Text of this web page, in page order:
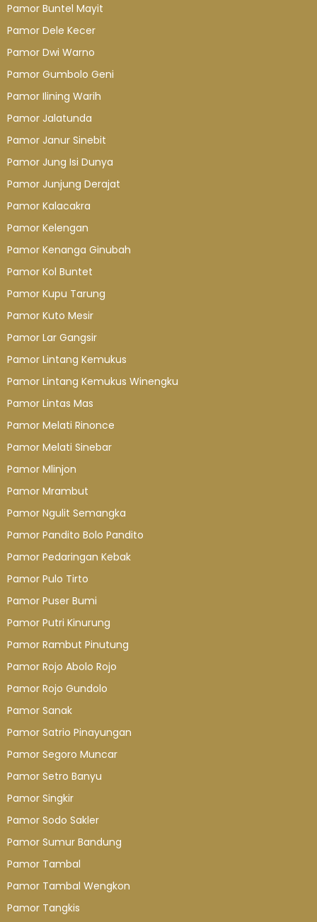
Pamor Buntel Mayit
Pamor Dele Kecer
Pamor Dwi Warno
Pamor Gumbolo Geni
Pamor Ilining Warih
Pamor Jalatunda
Pamor Janur Sinebit
Pamor Jung Isi Dunya
Pamor Junjung Derajat
Pamor Kalacakra
Pamor Kelengan
Pamor Kenanga Ginubah
Pamor Kol Buntet
Pamor Kupu Tarung
Pamor Kuto Mesir
Pamor Lar Gangsir
Pamor Lintang Kemukus
Pamor Lintang Kemukus Winengku
Pamor Lintas Mas
Pamor Melati Rinonce
Pamor Melati Sinebar
Pamor Mlinjon
Pamor Mrambut
Pamor Ngulit Semangka
Pamor Pandito Bolo Pandito
Pamor Pedaringan Kebak
Pamor Pulo Tirto
Pamor Puser Bumi
Pamor Putri Kinurung
Pamor Rambut Pinutung
Pamor Rojo Abolo Rojo
Pamor Rojo Gundolo
Pamor Sanak
Pamor Satrio Pinayungan
Pamor Segoro Muncar
Pamor Setro Banyu
Pamor Singkir
Pamor Sodo Sakler
Pamor Sumur Bandung
Pamor Tambal
Pamor Tambal Wengkon
Pamor Tangkis